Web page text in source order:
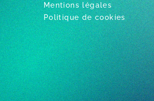
Mentions légales
Politique de cookies